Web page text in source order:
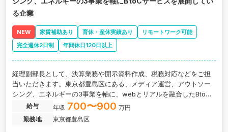
る企業
NEW 家賃補助あり 育休・産休実績あり
リモートワーク可能
完全週休2日制
年間休日120日以上
経理副部長として、決算業務や開示資料作成、税務対応などをご担
当いただきます。東京都豊島区にある、メディア運営、アウトソー
シング、エネルギーの3事業を軸に、webとリアルを融合したBtoC
サービスを展開している企業の求人です。
給与 年収 700〜900 万円
勤務地
東京都豊島区